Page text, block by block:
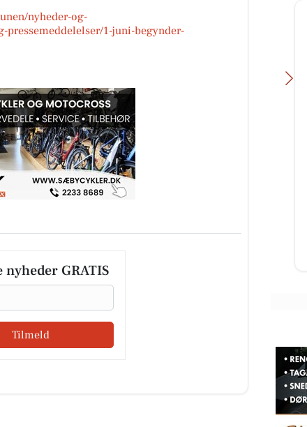
nyheder-og-
pressemeddelelser/1-juni-begynder-
nyheder GRATIS
Tilmeld
Skov's Tømrer og Snedker
👀 Kan du gætte, hvor stort det her
projekt bliver? Vi er netop startet